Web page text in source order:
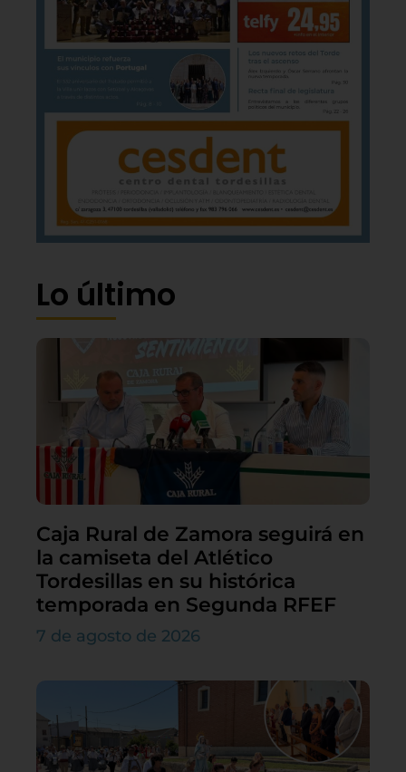
Lo último
Caja Rural de Zamora seguirá en
la camiseta del Atlético
Tordesillas en su histórica
temporada en Segunda RFEF
7 de agosto de 2026